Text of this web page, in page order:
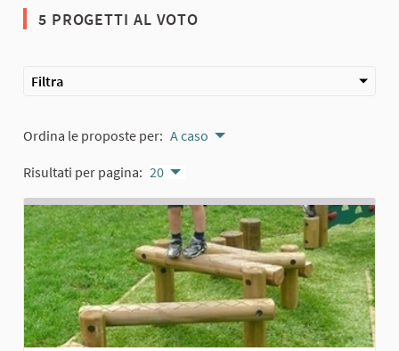
5 PROGETTI AL VOTO
Filtra
Ordina le proposte per: A caso
Risultati per pagina: 20